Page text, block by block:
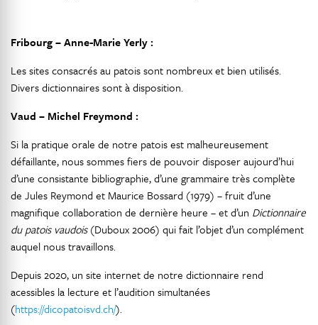
Fribourg – Anne-Marie Yerly :
Les sites consacrés au patois sont nombreux et bien utilisés.
Divers dictionnaires sont à disposition.
Vaud – Michel Freymond :
Si la pratique orale de notre patois est malheureusement
défaillante, nous sommes fiers de pouvoir disposer aujourd’hui
d’une consistante bibliographie, d’une grammaire très complète
de Jules Reymond et Maurice Bossard (1979) – fruit d’une
magnifique collaboration de dernière heure – et d’un Dictionnaire
du patois vaudois(Duboux 2006) qui fait l’objet d’un complément
auquel nous travaillons.
Depuis 2020, un site internet de notre dictionnaire rend
acessibles la lecture et l’audition simultanées
(https://dicopatoisvd.ch/).